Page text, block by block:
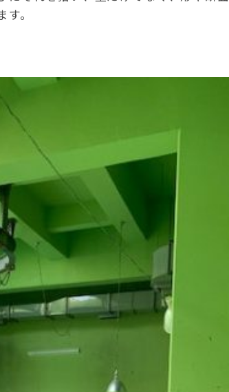
。